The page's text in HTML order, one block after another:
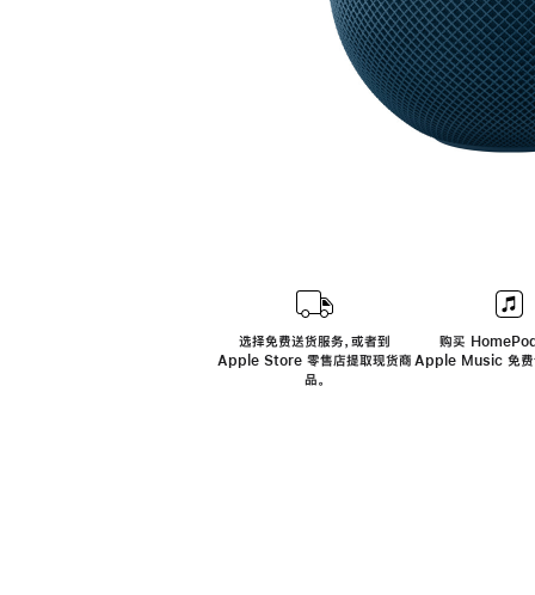
选择免费送货服务，或者到
Apple Store 零售店提取现货商
品。
购买
Apple Music 免费